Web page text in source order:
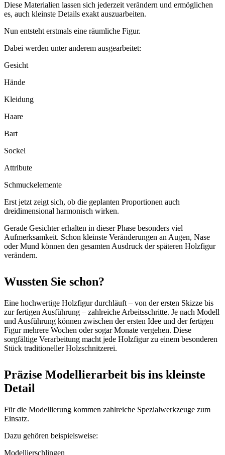
Diese Materialien lassen sich jederzeit verändern und ermöglichen
es, auch kleinste Details exakt auszuarbeiten.
Nun entsteht erstmals eine räumliche Figur.
Dabei werden unter anderem ausgearbeitet:
Gesicht
Hände
Kleidung
Haare
Bart
Sockel
Attribute
Schmuckelemente
Erst jetzt zeigt sich, ob die geplanten Proportionen auch
dreidimensional harmonisch wirken.
Gerade Gesichter erhalten in dieser Phase besonders viel
Aufmerksamkeit. Schon kleinste Veränderungen an Augen, Nase
oder Mund können den gesamten Ausdruck der späteren Holzfigur
verändern.
Wussten Sie schon?
Eine hochwertige Holzfigur durchläuft – von der ersten Skizze bis
zur fertigen Ausführung – zahlreiche Arbeitsschritte. Je nach Modell
und Ausführung können zwischen der ersten Idee und der fertigen
Figur mehrere Wochen oder sogar Monate vergehen. Diese
sorgfältige Verarbeitung macht jede Holzfigur zu einem besonderen
Stück traditioneller Holzschnitzerei.
Präzise Modellierarbeit bis ins kleinste
Detail
Für die Modellierung kommen zahlreiche Spezialwerkzeuge zum
Einsatz.
Dazu gehören beispielsweise:
Modellierschlingen